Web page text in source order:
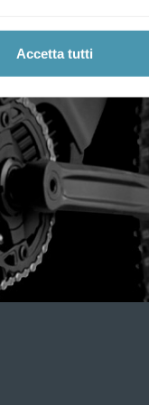
Accetta tutti